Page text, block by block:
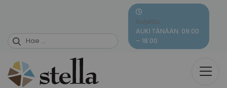
content
Suljettu
AUKI TÄNÄÄN: 09:00
– 18:00